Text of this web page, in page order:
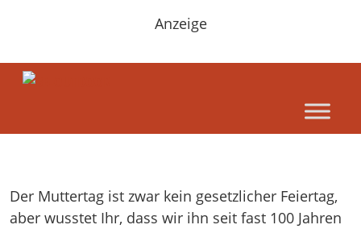
Anzeige
Der Muttertag ist zwar kein gesetzlicher Feiertag,
aber wusstet Ihr, dass wir ihn seit fast 100 Jahren